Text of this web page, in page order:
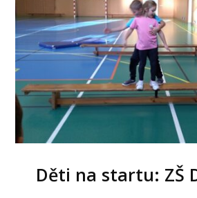
Děti na startu: ZŠ